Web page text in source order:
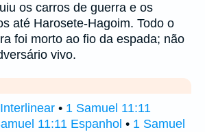
os carros de guerra e os
até Harosete-Hagoim. Todo o
foi morto ao fio da espada; não
vivo.
• 1 Samuel 11:11
11:11 Espanhol • 1 Samuel